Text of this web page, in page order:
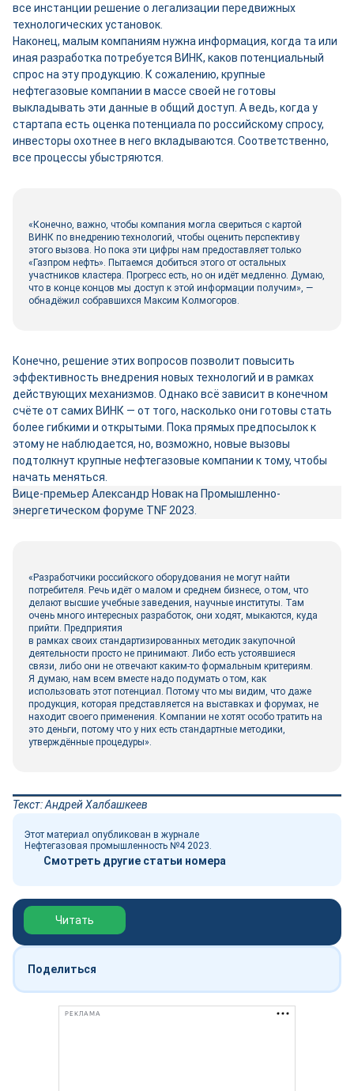
все инстанции решение о легализации передвижных
технологических установок.
Наконец, малым компаниям нужна информация, когда та или
иная разработка потребуется ВИНК, каков потенциальный
спрос на эту продукцию. К сожалению, крупные
нефтегазовые компании в массе своей не готовы
выкладывать эти данные в общий доступ. А ведь, когда у
стартапа есть оценка потенциала по российскому спросу,
инвесторы охотнее в него вкладываются. Соответственно,
все процессы убыстряются.
«Конечно, важно, чтобы компания могла свериться с картой
ВИНК по внедрению технологий, чтобы оценить перспективу
этого вызова. Но пока эти цифры нам предоставляет только
«Газпром нефть». Пытаемся добиться этого от остальных
участников кластера. Прогресс есть, но он идёт медленно. Думаю,
что в конце концов мы доступ к этой информации получим», —
обнадёжил собравшихся Максим Колмогоров.
Конечно, решение этих вопросов позволит повысить
эффективность внедрения новых технологий и в рамках
действующих механизмов. Однако всё зависит в конечном
счёте от самих ВИНК — от того, насколько они готовы стать
более гибкими и открытыми. Пока прямых предпосылок к
этому не наблюдается, но, возможно, новые вызовы
подтолкнут крупные нефтегазовые компании к тому, чтобы
начать меняться.
Вице-премьер Александр Новак на Промышленно-
энергетическом форуме TNF 2023.
«Разработчики российского оборудования не могут найти
потребителя. Речь идёт о малом и среднем бизнесе, о том, что
делают высшие учебные заведения, научные институты. Там
очень много интересных разработок, они ходят, мыкаются, куда
прийти. Предприятия
в рамках своих стандартизированных методик закупочной
деятельности просто не принимают. Либо есть устоявшиеся
связи, либо они не отвечают каким-то формальным критериям.
Я думаю, нам всем вместе надо подумать о том, как
использовать этот потенциал. Потому что мы видим, что даже
продукция, которая представляется на выставках и форумах, не
находит своего применения. Компании не хотят особо тратить на
это деньги, потому что у них есть стандартные методики,
утверждённые процедуры».
Текст: Андрей Халбашкеев
Этот материал опубликован в журнале
Нефтегазовая промышленность №4 2023.
Смотреть другие статьи номера
Читать
Поделиться
РЕКЛАМА